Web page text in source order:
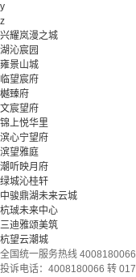
y
z
兴耀岚漫之城
湖沁宸园
雍景山城
临望宸府
樾臻府
文宸望府
锦上悦华里
滨心宁望府
滨望雅庭
潮听映月府
绿城沁桂轩
中骏鼎湖未来云城
杭珹未来中心
三迪雅颂美筑
杭望云潮城
全国统一服务热线 4008180066
投诉电话：4008180066 转